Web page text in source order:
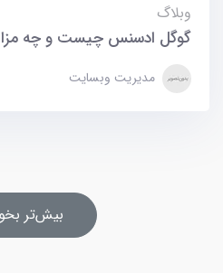
وبلاگ
گوگل ادسنس چیست و چه
مدیریت وبسایت
بیش‌تر